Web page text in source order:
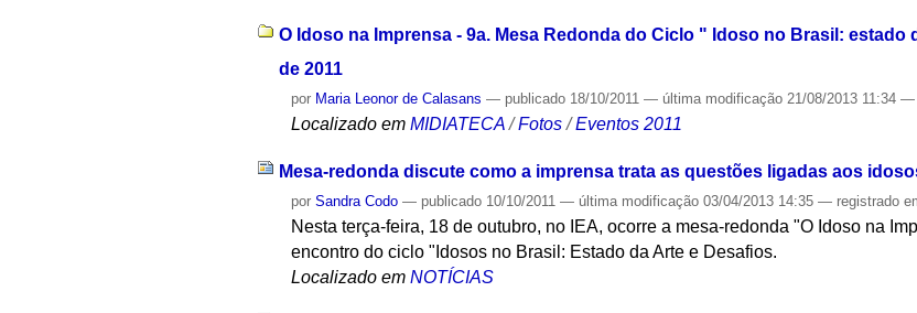
O Idoso na Imprensa - 9a. Mesa Redonda do Ciclo " Idoso no Brasil: estado
de 2011
por Maria Leonor de Calasans — publicado 18/10/2011— última modificação 21/08/2013 11:34—
Localizado em MIDIATECA /Fotos /Eventos 2011
Mesa-redonda discute como a imprensa trata as questões ligadas aos
porSandra Codo — publicado 10/10/2011— última modificação 03/04/2013 14:35— registrado
Nesta terça-feira, 18 de outubro, no IEA, ocorre a mesa-redonda "O Idoso na
encontro do ciclo "Idosos no Brasil: Estado da Arte e Desafios.
Localizado em NOTÍCIAS